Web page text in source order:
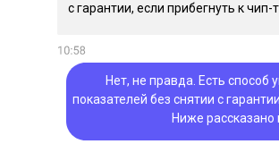
с гарантии, если прибегнуть к чип-
Нет, не правда. Есть способ
показателей без снятии с
Ниже рассказано